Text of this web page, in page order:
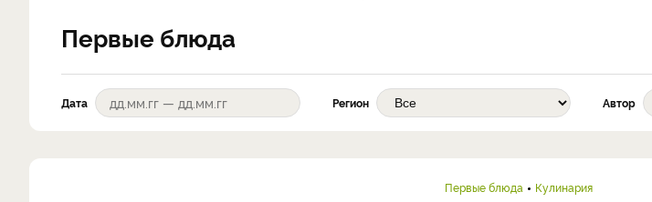
Первые блюда
Дата Регион Автор
Первые блюда Кулинария